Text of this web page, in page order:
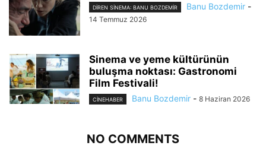
DIREN SINEMA: BANU BOZDEMIR Banu Bozdemir -
14 Temmuz 2026
Sinema ve yeme kültürünün
buluşma noktası: Gastronomi
Film Festivali!
CINEHABER Banu Bozdemir - 8 Haziran 2026
NO COMMENTS